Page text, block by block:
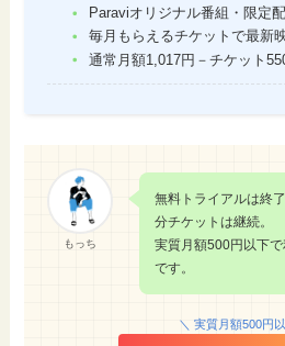
Paraviオリジナル番組・限定
毎月もらえるチケットで最新
通常月額1,017円－チケット
もっち
無料トライアルは終
分チケットは継続。
実質月額500円以下
です。
＼ 実質月額500円